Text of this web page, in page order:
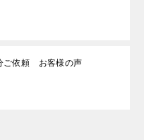
ご依頼 お客様の声